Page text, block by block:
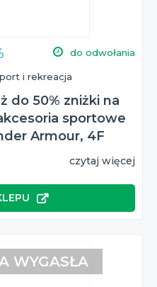
do odwołania
i rekreacja
do 50% zniżki na
sportowe
Armour, 4F
czytaj więcej
WYGASŁA